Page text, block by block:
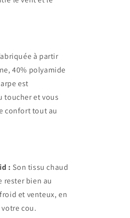
à partir
40% polyamide
est
toucher et vous
confort tout au
: Son tissu chaud
rester bien au
et venteux, en
cou.